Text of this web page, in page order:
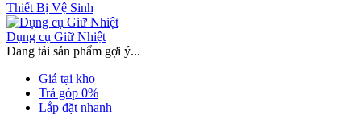
Thiết Bị Vệ Sinh
Dụng cụ Giữ Nhiệt
Đang tải sản phẩm gợi ý...
Giá tại kho
Trả góp 0%
Lắp đặt nhanh